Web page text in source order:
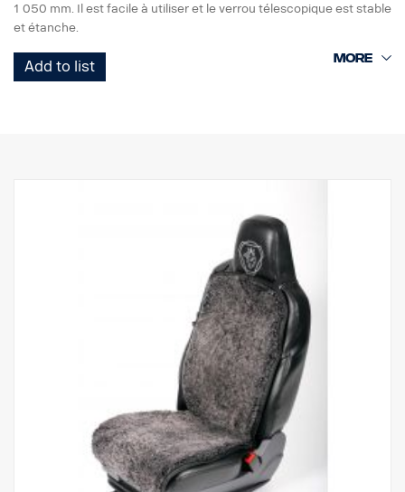
1 050 mm. Il est facile à utiliser et le verrou télescopique est stable
et étanche.
dotée d'un solide grattoir à glace en polycarbonate résistant au
gel. Le grattoir à glace comprend trois bords pour gratter et une
Add to list